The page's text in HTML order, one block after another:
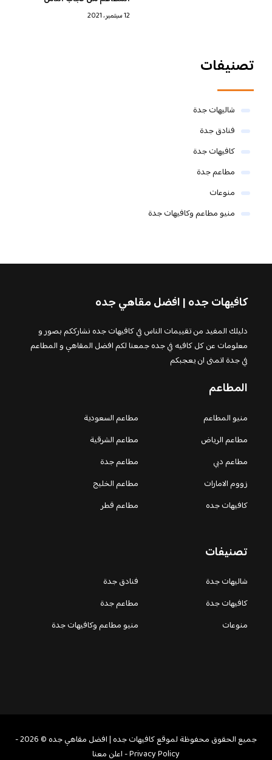
12 سبتمبر، 2021
تصنيفات
شاليهات جدة
فنادق جدة
كافيهات جدة
مطاعم جدة
منوعات
منيو مطاعم وكافيهات جدة
كافيهات جده | افضل مقاهي جده
دليلك المفيد من تقييمات الناس في كافيهات جده نشارككم بصور و
معلومات عن كل كافيه في جده جمعنا لكم افضل المقاهي و المطاعم
في جدة اتمنى ان يعجبكم
المطاعم
منيو المطاعم
مطاعم السعودية
مطاعم الرياض
مطاعم الشرقية
مطاعم دبي
مطاعم جدة
زووم الامارات
مطاعم الخليج
كافيهات جده
مطاعم قطر
تصنيفات
شاليهات جدة
فنادق جدة
كافيهات جدة
مطاعم جدة
منوعات
منيو مطاعم وكافيهات جدة
جميع الحقوق محفوظة لموقع كافيهات جده | افضل مقاهي جده © 2026 -
Privacy Policy
-اعلن معنا